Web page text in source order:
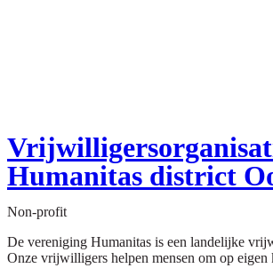
Humanitas district
Non-profit
De vereniging Humanitas is een landelijke
Onze vrijwilligers helpen mensen om op eigen